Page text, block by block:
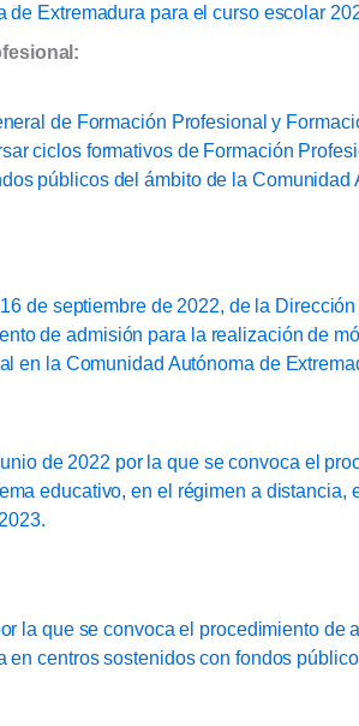
Extremadura para el curso escolar
de Formación Profesional y
ciclos formativos de Formación
públicos del ámbito de la Comunidad
de septiembre de 2022, de la
de admisión para la realización de
en la Comunidad Autónoma de
de 2022 por la que se convoca el
educativo, en el régimen a distancia,
la que se convoca el procedimiento de
centros sostenidos con fondos